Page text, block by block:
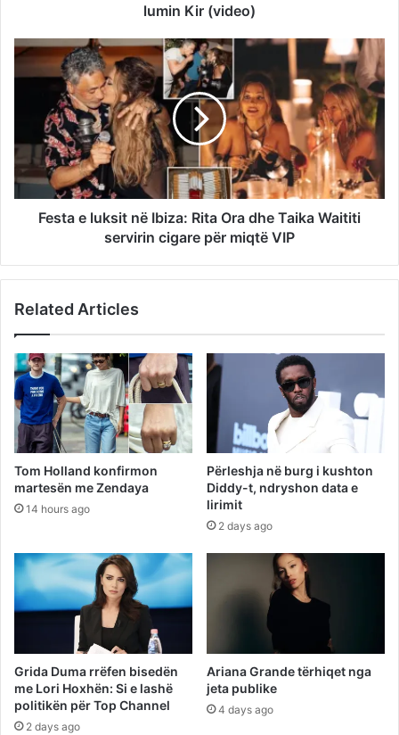
lumin Kir (video)
Festa e luksit në Ibiza: Rita Ora dhe Taika Waititi
servirin cigare për miqtë VIP
Related Articles
Tom Holland konfirmon
martesën me Zendaya
14 hours ago
Përleshja në burg i kushton
Diddy-t, ndryshon data e
lirimit
2 days ago
Grida Duma rrëfen bisedën
me Lori Hoxhën: Si e lashë
politikën për Top Channel
2 days ago
Ariana Grande tërhiqet nga
jeta publike
4 days ago